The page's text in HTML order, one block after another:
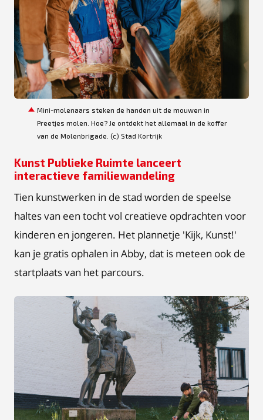
JPG
Mini-molenaars steken de handen uit de mouwen in
Preetjes molen. Hoe? Je ontdekt het allemaal in de koffer
van de Molenbrigade. (c) Stad Kortrijk
Kunst Publieke Ruimte lanceert
interactieve familiewandeling
Tien kunstwerken in de stad worden de speelse
haltes van een tocht vol creatieve opdrachten voor
kinderen en jongeren. Het plannetje 'Kijk, Kunst!'
kan je gratis ophalen in Abby, dat is meteen ook de
startplaats van het parcours.